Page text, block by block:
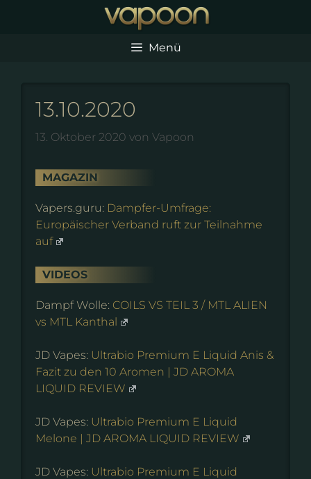
Menü
13.10.2020
13. Oktober 2020 von Vapoon
MAGAZIN
Vapers.guru: Dampfer-Umfrage:
Europäischer Verband ruft zur Teilnahme
auf
VIDEOS
Dampf Wolle: COILS VS TEIL 3 / MTL ALIEN
vs MTL Kanthal
JD Vapes: Ultrabio Premium E Liquid Anis &
Fazit zu den 10 Aromen | JD AROMA
LIQUID REVIEW
JD Vapes: Ultrabio Premium E Liquid
Melone | JD AROMA LIQUID REVIEW
JD Vapes: Ultrabio Premium E Liquid